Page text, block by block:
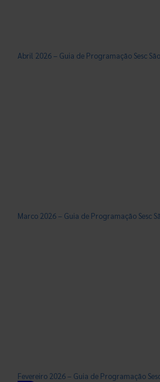
Abril 2026 – Guia de Programação Sesc
Marco 2026 – Guia de Programação Sesc
Fevereiro 2026 – Guia de Programação